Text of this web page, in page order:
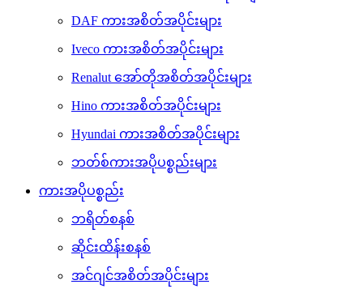
DAF ကားအစိတ်အပိုင်းများ
Iveco ကားအစိတ်အပိုင်းများ
Renalut အော်တိုအစိတ်အပိုင်းများ
Hino ကားအစိတ်အပိုင်းများ
Hyundai ကားအစိတ်အပိုင်းများ
ဘတ်စ်ကားအပိုပစ္စည်းများ
ကားအပိုပစ္စည်း
ဘရိတ်စနစ်
ဆိုင်းထိန်းစနစ်
အင်ဂျင်အစိတ်အပိုင်းများ